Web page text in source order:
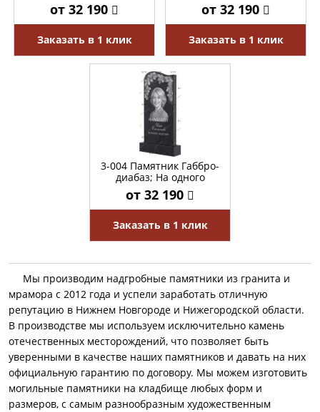
от 32 190
Заказать в 1 клик
от 32 190
Заказать в 1 клик
3-004 Памятник Габбро-
диабаз; На одного
от 32 190
Заказать в 1 клик
Мы производим надгробные памятники из гранита и
мрамора с 2012 года и успели заработать отличную
репутацию в Нижнем Новгороде и Нижегородской области.
В производстве мы используем исключительно камень
отечественных месторождений, что позволяет быть
уверенными в качестве наших памятников и давать на них
официальную гарантию по договору. Мы можем изготовить
могильные памятники на кладбище любых форм и
размеров, с самым разнообразным художественным